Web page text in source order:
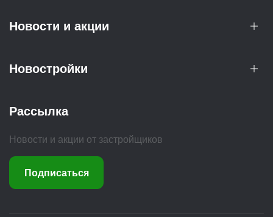
Новости и акции
Новостройки
Рассылка
Новости и акции от застройщиков
Подписаться